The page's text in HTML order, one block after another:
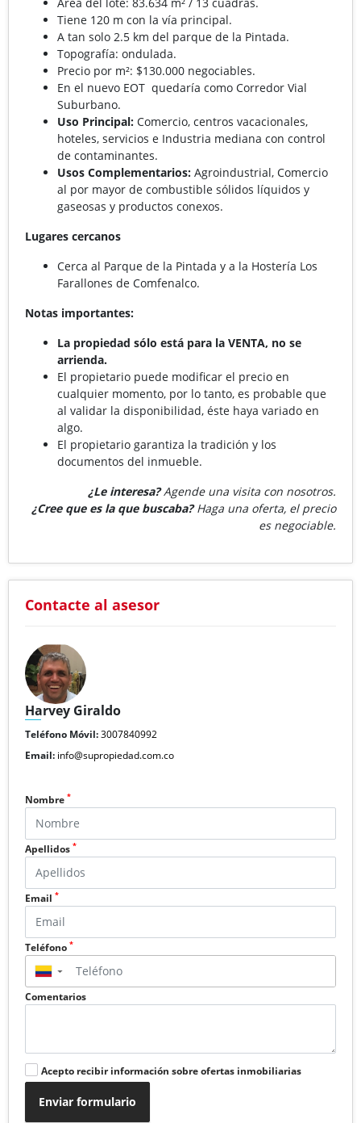
Tiene 120 m con la vía principal.
A tan solo 2.5 km del parque de la Pintada.
Topografía: ondulada.
Precio por m²: $130.000 negociables.
En el nuevo EOT quedaría como Corredor Vial
Suburbano.
Uso Principal: Comercio, centros vacacionales,
hoteles, servicios e Industria mediana con control
de contaminantes.
Usos Complementarios: Agroindustrial, Comercio
al por mayor de combustible sólidos líquidos y
gaseosas y productos conexos.
Lugares cercanos
Cerca al Parque de la Pintada y a la Hostería Los
Farallones de Comfenalco.
Notas importantes:
La propiedad sólo está para la VENTA, no se
arrienda.
El propietario puede modificar el precio en
cualquier momento, por lo tanto, es probable que
al validar la disponibilidad, éste haya variado en
algo.
El propietario garantiza la tradición y los
documentos del inmueble.
¿Le interesa?Agende una visita con nosotros.
¿Cree que es la que buscaba?Haga una oferta, el precio
es negociable.
Contacte al asesor
Harvey Giraldo
Teléfono Móvil:3007840992
Email: info@supropiedad.com.co
Nombre *
Apellidos *
Email *
Teléfono *
▼
Comentarios
Acepto recibir información sobre ofertas inmobiliarias
Enviar formulario